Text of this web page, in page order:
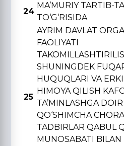
24
MA’MURIY TARTIB-
TO‘G‘RISIDA
25
AYRIM DAVLAT
FAOLIYATI
SHUNINGDЕK
HUQUQLARI VA
HIMOYA QILISH
TA’MINLASHGA DOIR
QO‘SHIMCHA
TADBIRLAR QABUL
MUNOSABATI BILAN